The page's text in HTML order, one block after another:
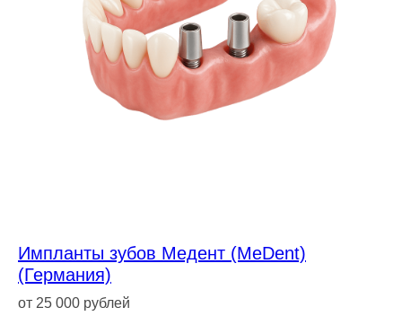
Импланты зубов Медент (MeDent)
(Германия)
от 25 000 рублей